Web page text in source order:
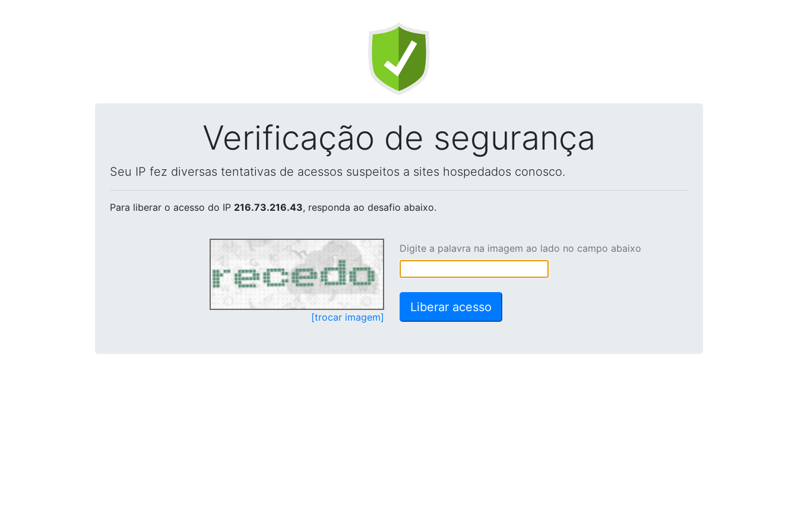
Verificação de segurança
Seu IP fez diversas tentativas de acessos suspeitos a sites hospedados conosco.
Para liberar o acesso do IP 216.73.216.43, responda ao desafio abaixo.
[trocar imagem]
Digite a palavra na imagem ao lado no campo abaixo